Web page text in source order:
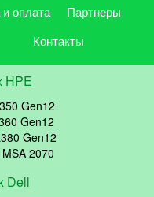
оплата
Партнеры
Контакты
HPE
Gen12
Gen12
Gen12
2070
Dell